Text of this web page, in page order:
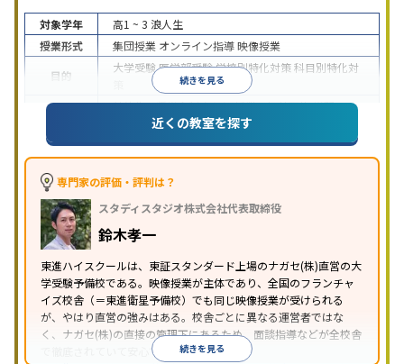
続きを見る
対象学年 高1 ~ 3 浪人生
授業形式
集団授業 オンライン指導映像授業
目的
大学受験医学部受験学校別特化対策科目別特化対
特待生・奨学金制度あり授業の振替可能学習に
PC・タブレットを利用1科目から受講可能
習のみの受講可
※2024年6月調査。大学受験塾・予備校のアンケート調査方法を参照
近くの教室を探す
専門家の評価・評判は？
スタディスタジオ株式会社代表取締役
鈴木孝一
東進ハイスクールは、東証スタンダード上場のナガセ(株)直営の大
学受験予備校である。映像授業が主体であり、全国のフランチャ
イズ校舎（＝東進衛星予備校）でも同じ映像授業が受けられる
が、やはり直営の強みはある。校舎ごとに異なる運営者ではな
く、ナガセ(株)の直接の管理下にあるため、面談指導などが全校舎
で徹底されていて安心できる。続きを見る